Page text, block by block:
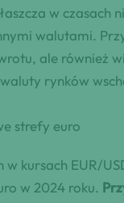
w czasach
walutami.
ale również
rynków
strefy euro
w kursach EUR/
w 2024 roku.